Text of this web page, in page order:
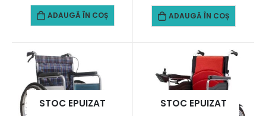
ADAUGĂ ÎN COȘ ADAUGĂ ÎN COȘ
STOC EPUIZAT STOC EPUIZAT